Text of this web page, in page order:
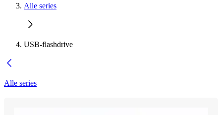
Alle series
USB-flashdrive
Alle series